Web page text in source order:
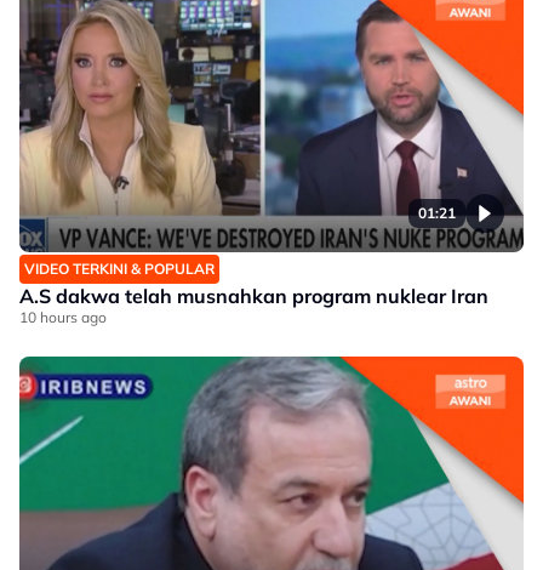
01:21
VIDEO TERKINI & POPULAR
A.S dakwa telah musnahkan program nuklear Iran
10 hours ago